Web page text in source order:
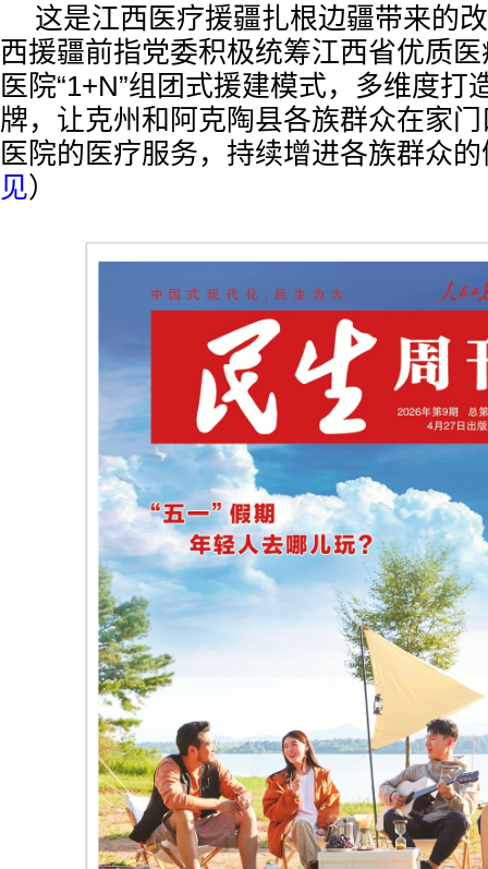
这是江西医疗援疆扎根边疆带来的
西援疆前指党委积极统筹江西省优质
医院“1+N”组团式援建模式，多维度打
牌，让克州和阿克陶县各族群众在家
医院的医疗服务，持续增进各族群众
见）